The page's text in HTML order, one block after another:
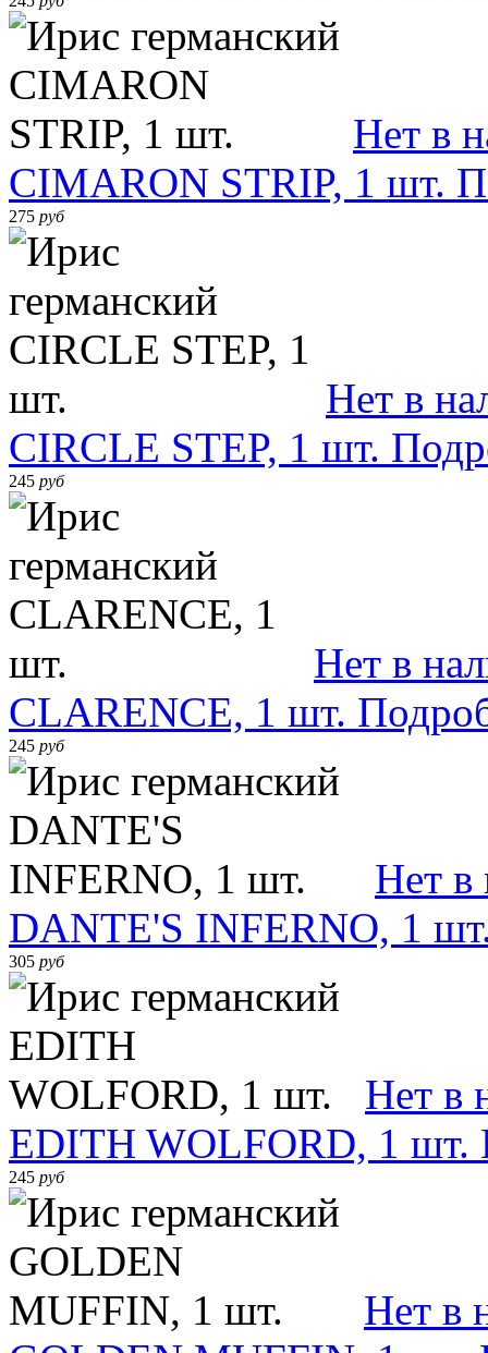
Нет в
CIMARON STRIP, 1 шт.
275 руб
Нет в
CIRCLE STEP, 1 шт.
245 руб
Нет в
CLARENCE, 1 шт.
245 руб
Нет в
DANTE'S INFERNO, 1
305 руб
Нет в
EDITH WOLFORD, 1 шт.
245 руб
Нет в